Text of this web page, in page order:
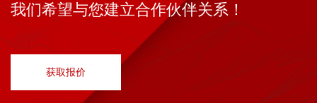
我们希望与您建立合作伙伴关系！
获取报价